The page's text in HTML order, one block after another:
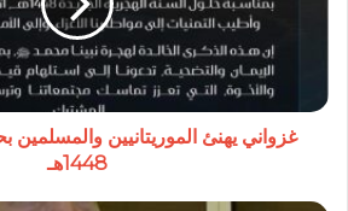
غزواني يهنئ الموريتانيين والمسلمين
1448هـ